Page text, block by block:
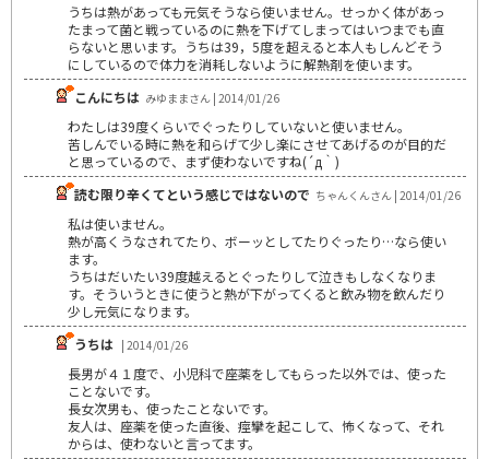
うちは熱があっても元気そうなら使いません。せっかく体があっ
たまって菌と戦っているのに熱を下げてしまってはいつまでも直
らないと思います。うちは39，5度を超えると本人もしんどそう
にしているので体力を消耗しないように解熱剤を使います。
こんにちは みゆままさん | 2014/01/26
わたしは39度くらいでぐったりしていないと使いません。
苦しんでいる時に熱を和らげて少し楽にさせてあげるのが目的だ
と思っているので、まず使わないですね(´д｀)
読む限り辛くてという感じではないので ちゃんくんさん | 2014/01/26
私は使いません。
熱が高くうなされてたり、ボーッとしてたりぐったり…なら使い
ます。
うちはだいたい39度越えるとぐったりして泣きもしなくなりま
す。そういうときに使うと熱が下がってくると飲み物を飲んだり
少し元気になります。
うちは | 2014/01/26
長男が４１度で、小児科で座薬をしてもらった以外では、使った
ことないです。
長女次男も、使ったことないです。
友人は、座薬を使った直後、痙攣を起こして、怖くなって、それ
からは、使わないと言ってます。